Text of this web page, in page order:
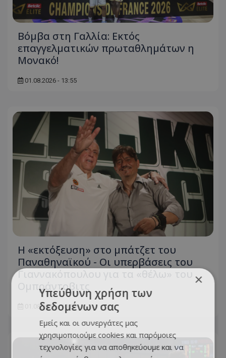
Βόμβα στη Γαλλία: Εκτός
επαγγελματικών πρωταθλημάτων η
Μονακό!
01.08.2026 - 13:55
Η «εκτόξευση» στο μπάτζετ του
Παναθηναϊκού - Οι υπερβάσεις του
Γιαννακόπουλου για τα «θέλω» του
Ομπράντοβιτς
01.08.2026 - 10:54
×
Υπεύθυνη χρήση των
δεδομένων σας
Εμείς και οι συνεργάτες μας
χρησιμοποιούμε cookies και παρόμοιες
τεχνολογίες για να αποθηκεύουμε και να